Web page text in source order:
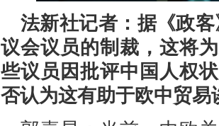
法新社记者：据《政
议会议员的制裁，这将
些议员因批评中国人权
否认为这有助于欧中贸易